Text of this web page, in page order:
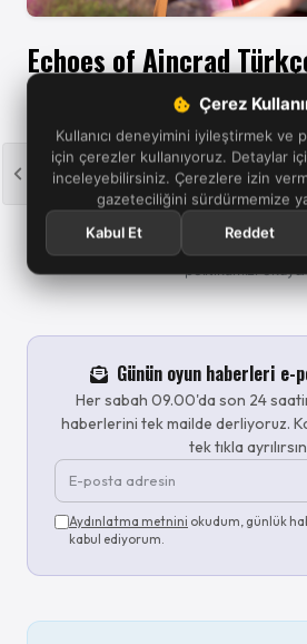
Çerez
Kullanıcı deneyimini iyileştirmek ve
için çerezler kullanıyoruz. Detaylar
inceleyebilirsiniz. Çerezlere izin
gazeteciliğini sürdürmemize
Kabul Et
Reddet
Echoes of Aincrad
On dört tane dil desteği arasında
Oyun haberleri için temel kriterlerimizi
politikası ve standartlarımıza göz
satın alma işlemi yaparsanız, küçük bir
politikamızı
Günün oyun haberleri e-
Her sabah 09.00'da son 24
haberlerini tek mailde derliyoruz.
tek tıkla
Aydınlatma metnini okudum, günlük
kabul ediyorum.